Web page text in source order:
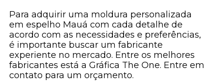
Para adquirir uma moldura personalizada
em espelho Mauá com cada detalhe de
acordo com as necessidades e preferências,
é importante buscar um fabricante
experiente no mercado. Entre os melhores
fabricantes está a Gráfica The One. Entre em
contato para um orçamento.